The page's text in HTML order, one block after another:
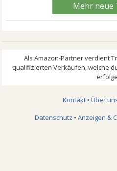
Mehr neue
Kontakt• Über
Datenschutz • Anzeigen &